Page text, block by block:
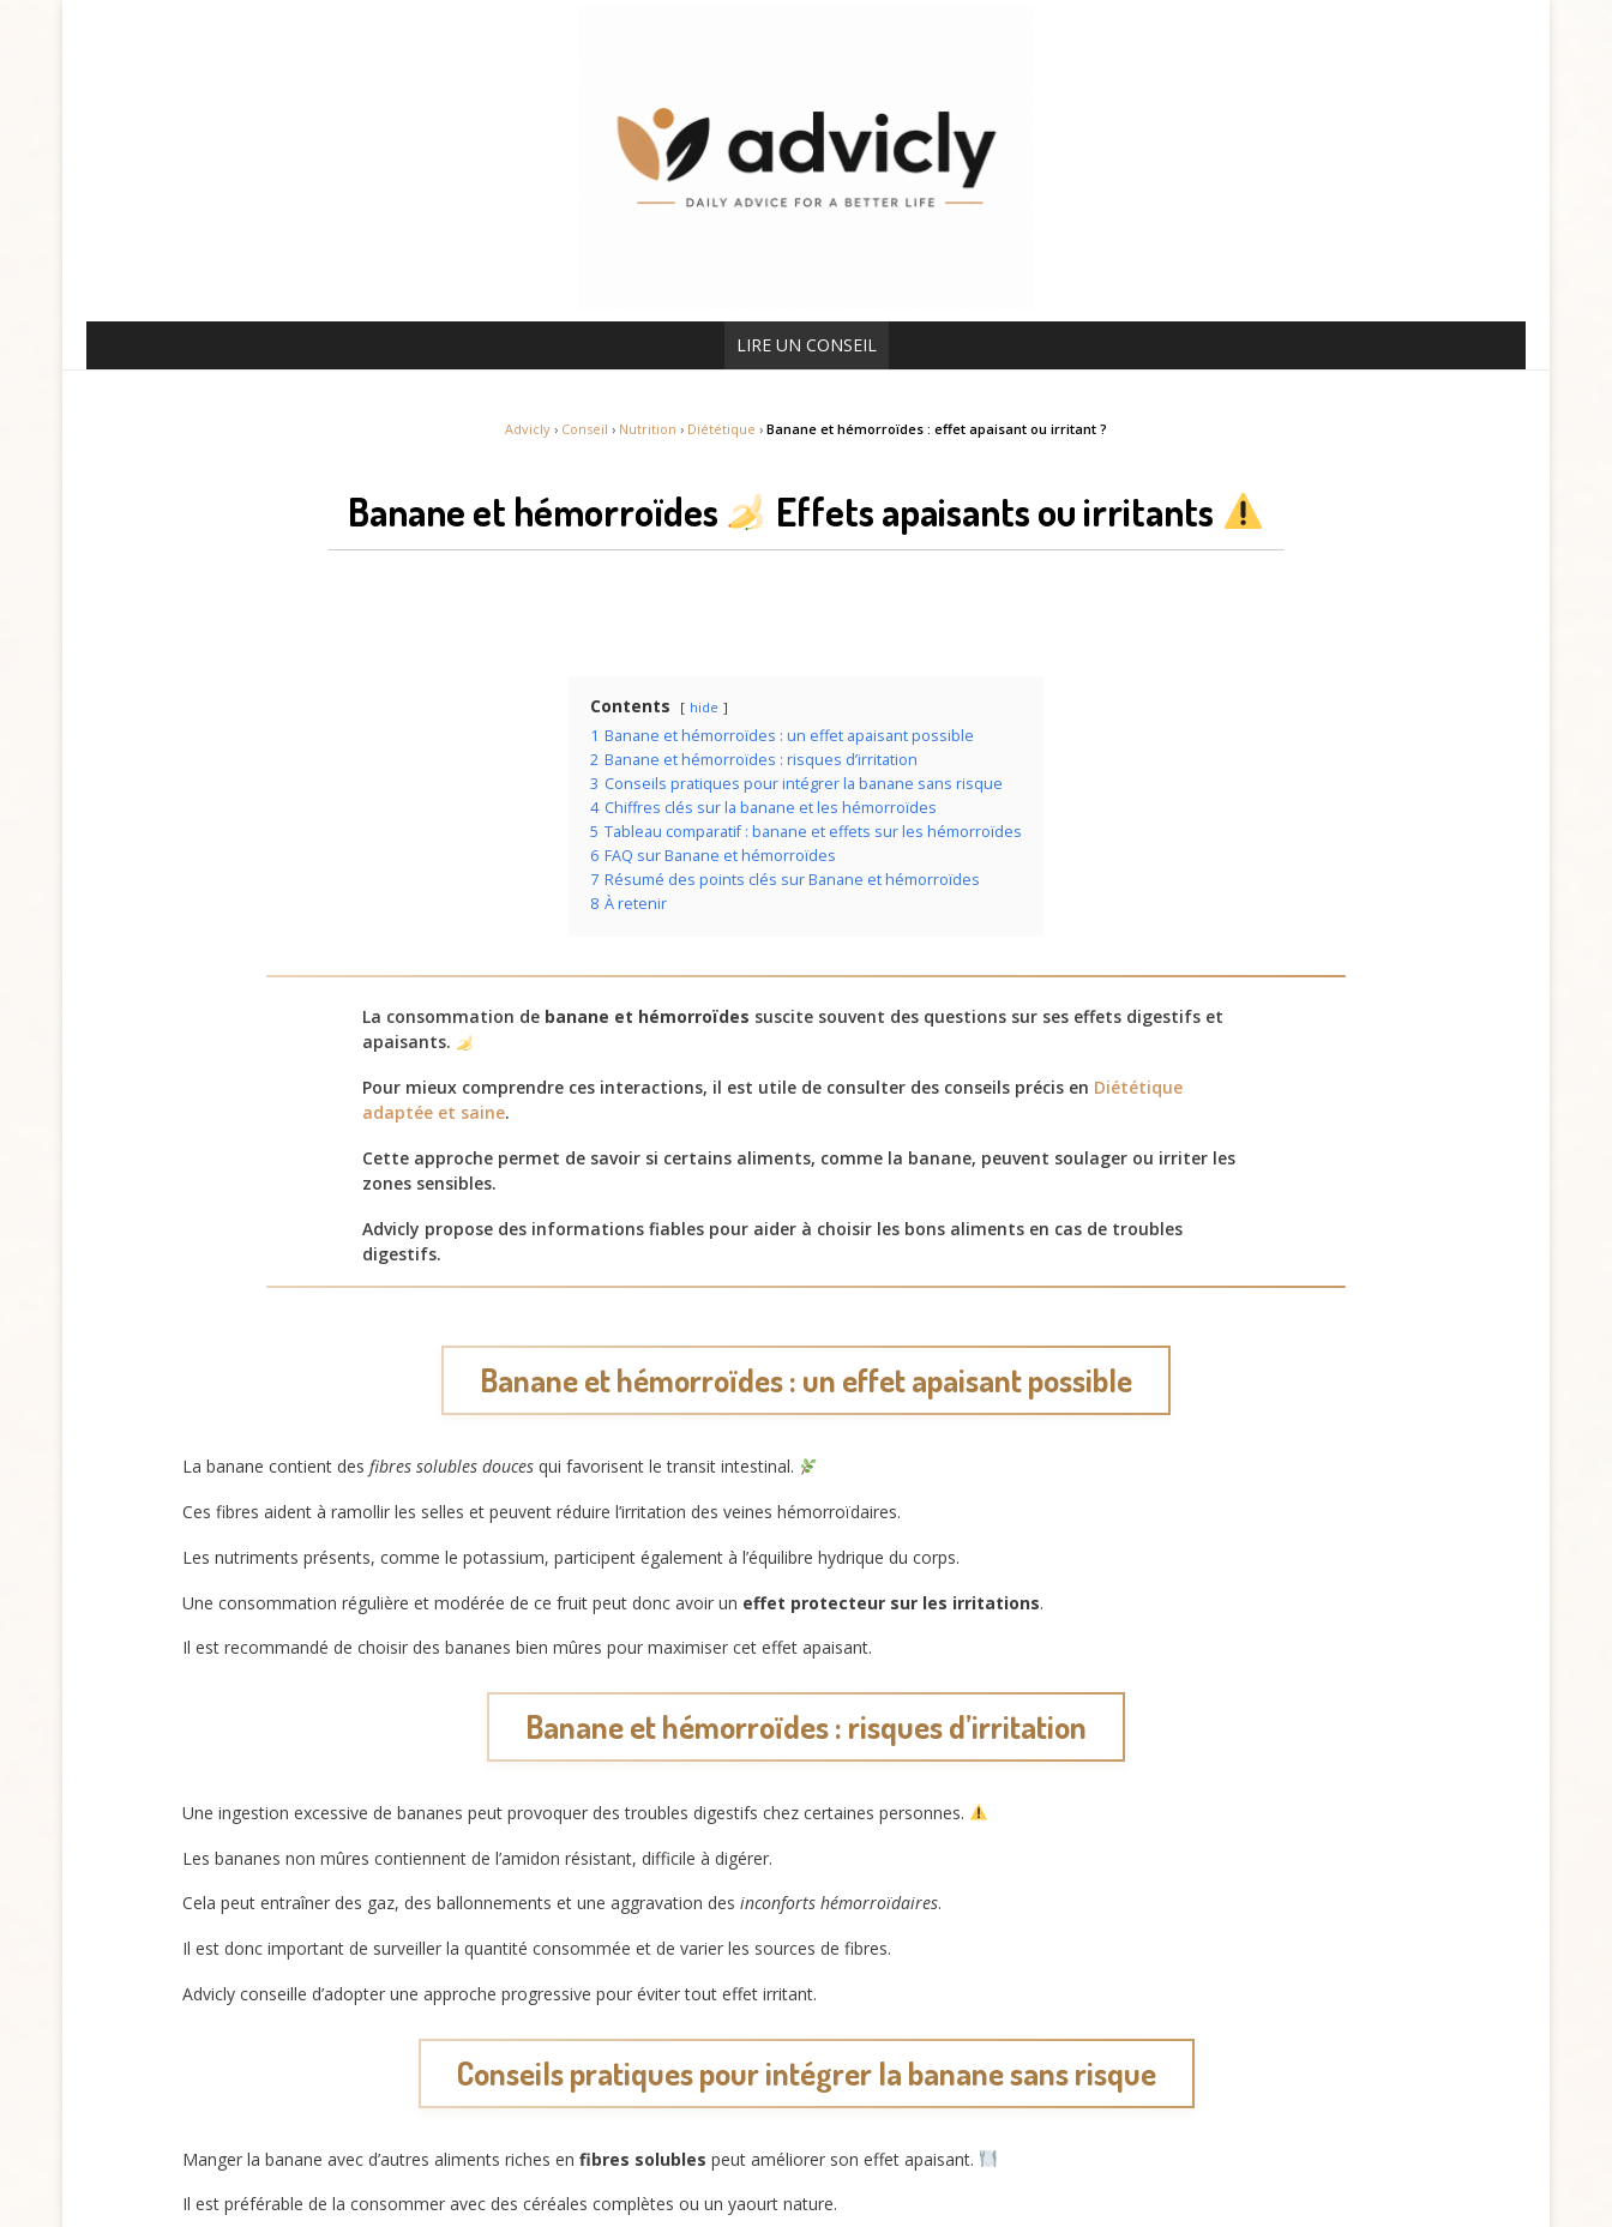
LIRE UN CONSEIL
Advicly › Conseil › Nutrition › Diététique › Banane et hémorroïdes : effet apaisant ou irritant ?
Banane et hémorroïdes Effets apaisants ou irritants
Contents hide
1 Banane et hémorroïdes : un effet apaisant possible
2 Banane et hémorroïdes : risques d’irritation
3 Conseils pratiques pour intégrer la banane sans risque
4 Chiffres clés sur la banane et les hémorroïdes
5 Tableau comparatif : banane et effets sur les hémorroïdes
6 FAQ sur Banane et hémorroïdes
7 Résumé des points clés sur Banane et hémorroïdes
8 À retenir
La consommation de banane et hémorroïdes suscite souvent des questions sur ses effets digestifs et
apaisants.
Pour mieux comprendre ces interactions, il est utile de consulter des conseils précis en Diététique
adaptée et saine.
Cette approche permet de savoir si certains aliments, comme la banane, peuvent soulager ou irriter les
zones sensibles.
Advicly propose des informations fiables pour aider à choisir les bons aliments en cas de troubles
digestifs.
Banane et hémorroïdes : un effet apaisant possible
La banane contient des fibres solubles douces qui favorisent le transit intestinal.
Ces fibres aident à ramollir les selles et peuvent réduire l’irritation des veines hémorroïdaires.
Les nutriments présents, comme le potassium, participent également à l’équilibre hydrique du corps.
Une consommation régulière et modérée de ce fruit peut donc avoir un effet protecteur sur les irritations.
Il est recommandé de choisir des bananes bien mûres pour maximiser cet effet apaisant.
Banane et hémorroïdes : risques d’irritation
Une ingestion excessive de bananes peut provoquer des troubles digestifs chez certaines personnes.
Les bananes non mûres contiennent de l’amidon résistant, difficile à digérer.
Cela peut entraîner des gaz, des ballonnements et une aggravation des inconforts hémorroïdaires.
Il est donc important de surveiller la quantité consommée et de varier les sources de fibres.
Advicly conseille d’adopter une approche progressive pour éviter tout effet irritant.
Conseils pratiques pour intégrer la banane sans risque
Manger la banane avec d’autres aliments riches en fibres solubles peut améliorer son effet apaisant.
Il est préférable de la consommer avec des céréales complètes ou un yaourt nature.